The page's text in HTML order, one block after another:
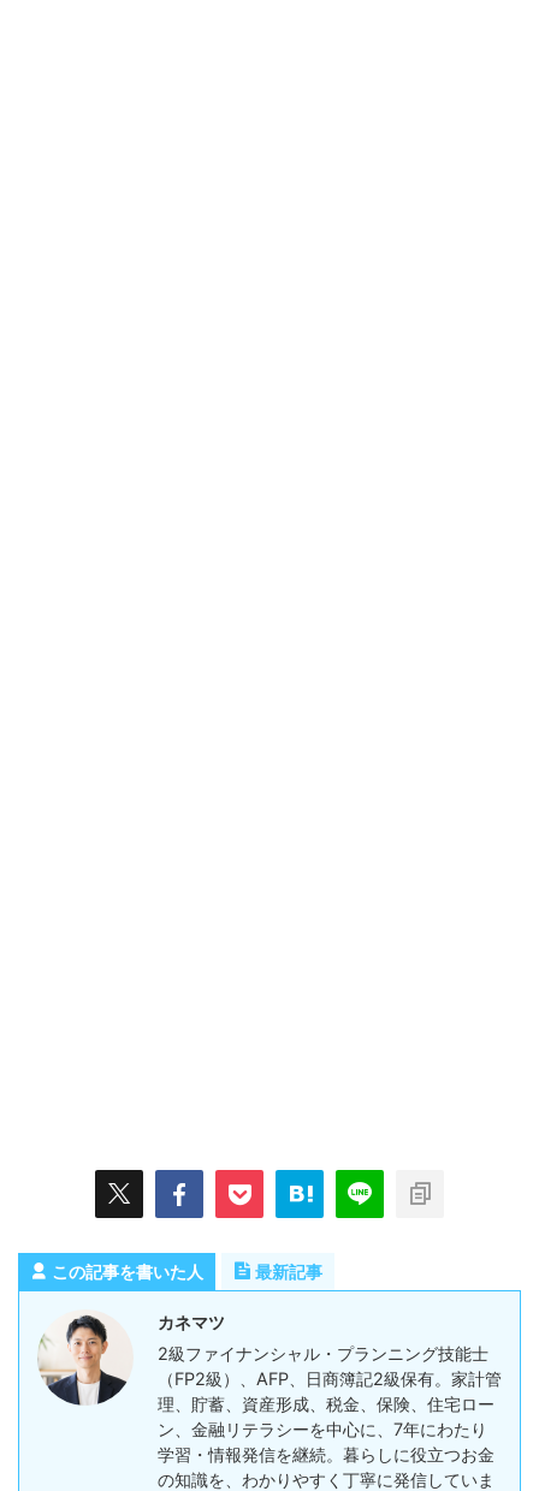
この記事を書いた人 最新記事
カネマツ
2級ファイナンシャル・プランニング技能士
（FP2級）、AFP、日商簿記2級保有。家計管
理、貯蓄、資産形成、税金、保険、住宅ロー
ン、金融リテラシーを中心に、7年にわたり
学習・情報発信を継続。暮らしに役立つお金
の知識を、わかりやすく丁寧に発信していま